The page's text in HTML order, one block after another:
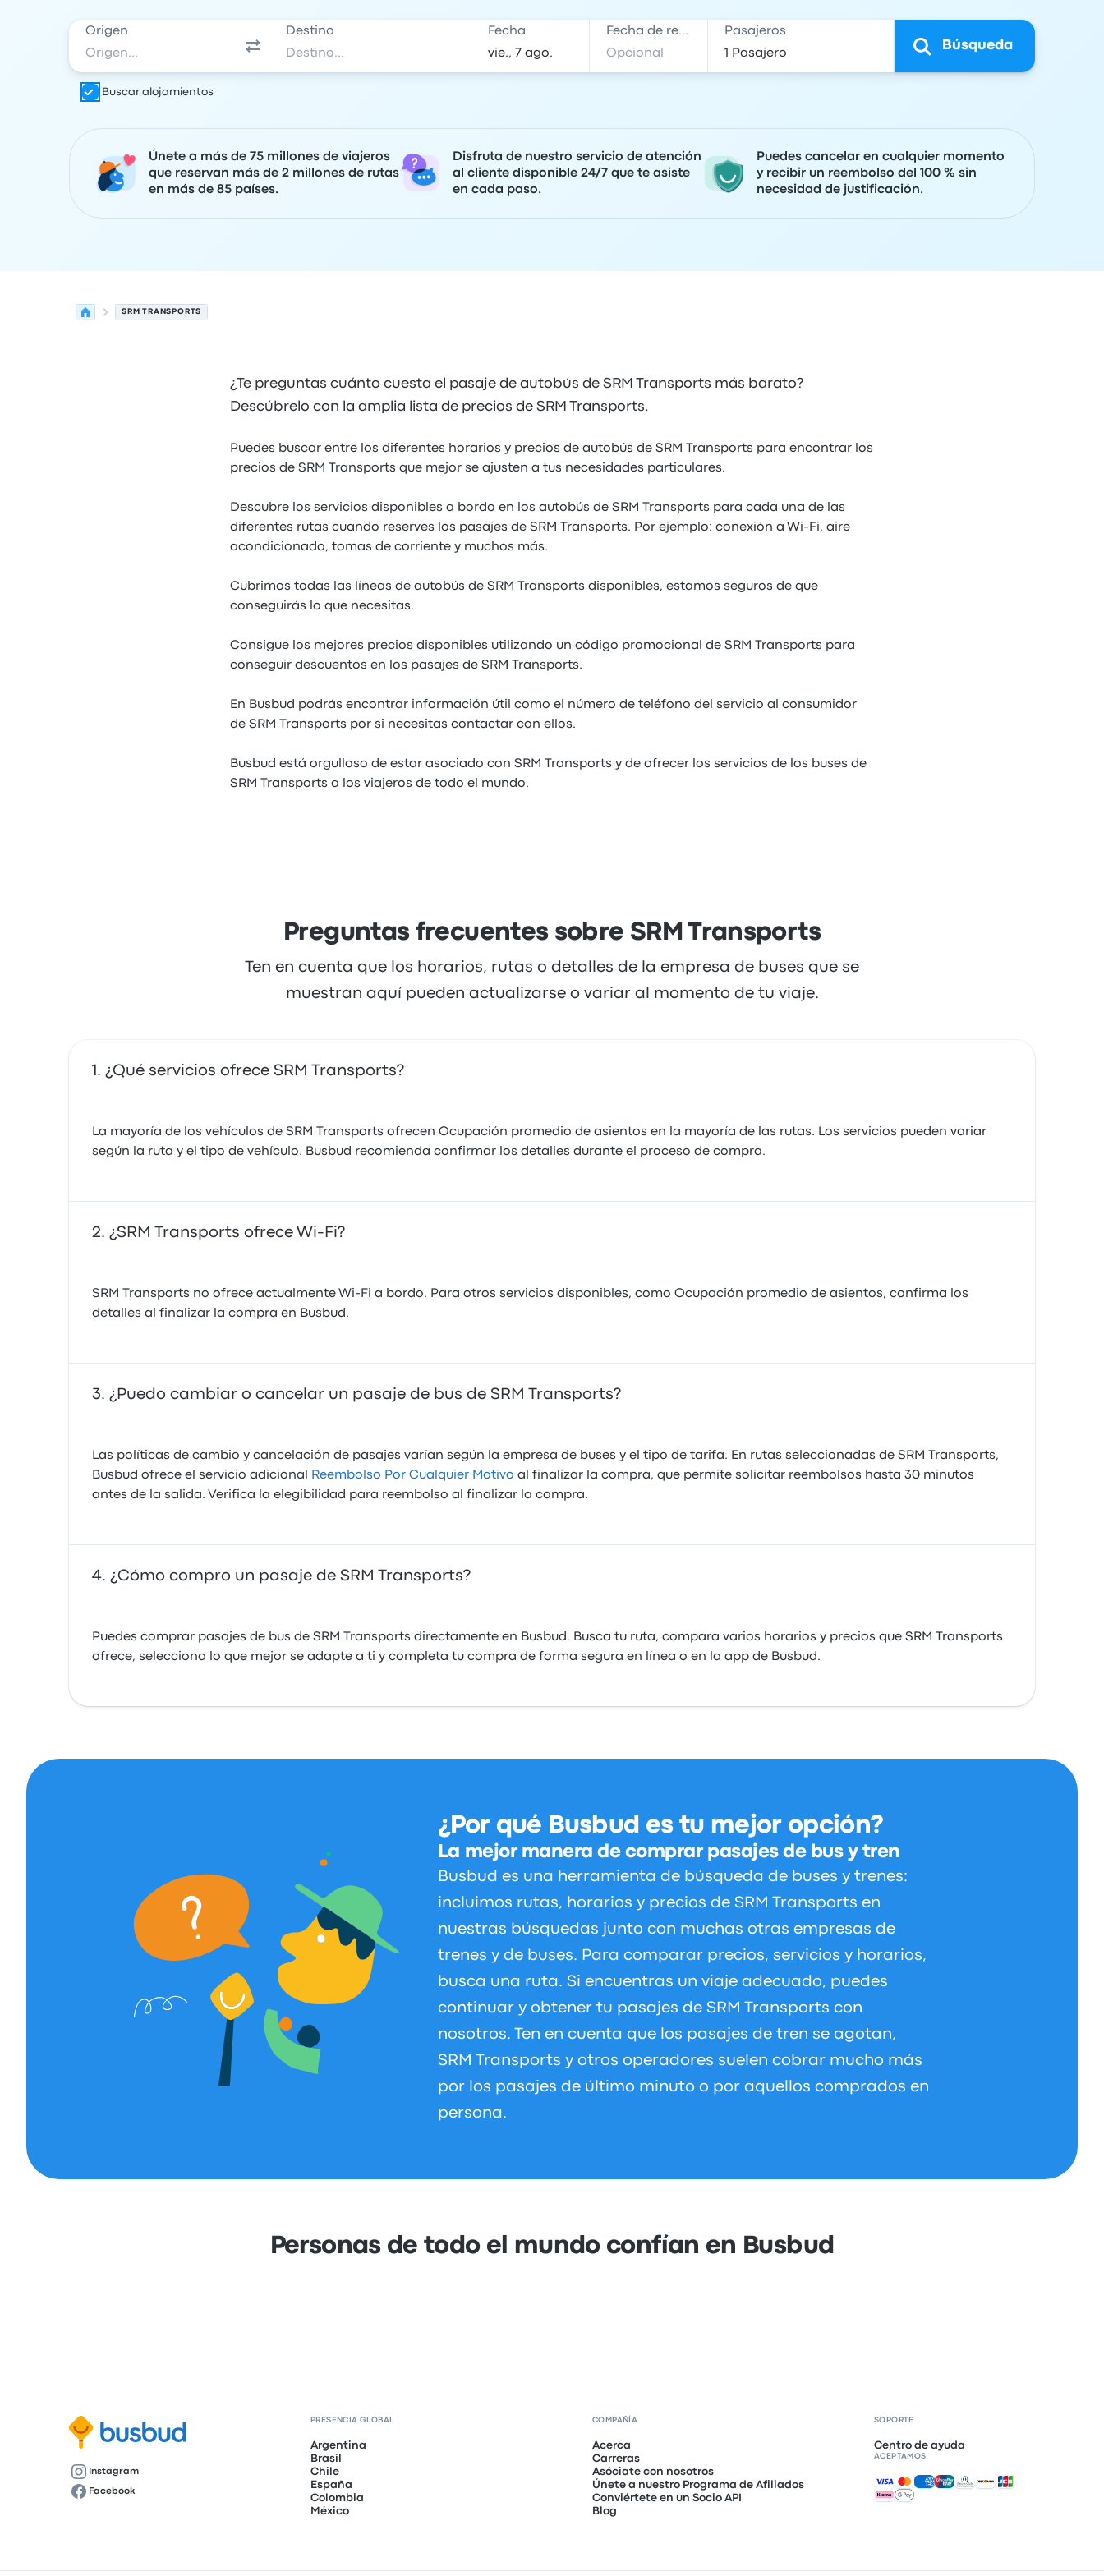
Origen Destino Fecha Fecha de regreso Pasajeros
Búsqueda
Buscar alojamientos
Únete a más de 75 millones de viajeros
que reservan más de 2 millones de rutas
en más de 85 países.
Disfruta de nuestro servicio de atención
al cliente disponible 24/7 que te asiste
en cada paso.
Puedes cancelar en cualquier momento
y recibir un reembolso del 100 % sin
necesidad de justificación.
SRM TRANSPORTS
¿Te preguntas cuánto cuesta el pasaje de autobús de SRM Transports más barato?
Descúbrelo con la amplia lista de precios de SRM Transports.
Puedes buscar entre los diferentes horarios y precios de autobús de SRM Transports para encontrar los
precios de SRM Transports que mejor se ajusten a tus necesidades particulares.
Descubre los servicios disponibles a bordo en los autobús de SRM Transports para cada una de las
diferentes rutas cuando reserves los pasajes de SRM Transports. Por ejemplo: conexión a Wi-Fi, aire
acondicionado, tomas de corriente y muchos más.
Cubrimos todas las líneas de autobús de SRM Transports disponibles, estamos seguros de que
conseguirás lo que necesitas.
Consigue los mejores precios disponibles utilizando un código promocional de SRM Transports para
conseguir descuentos en los pasajes de SRM Transports.
En Busbud podrás encontrar información útil como el número de teléfono del servicio al consumidor
de SRM Transports por si necesitas contactar con ellos.
Busbud está orgulloso de estar asociado con SRM Transports y de ofrecer los servicios de los buses de
SRM Transports a los viajeros de todo el mundo.
Preguntas frecuentes sobre SRM Transports
Ten en cuenta que los horarios, rutas o detalles de la empresa de buses que se
muestran aquí pueden actualizarse o variar al momento de tu viaje.
¿Qué servicios ofrece SRM Transports?
La mayoría de los vehículos de SRM Transports ofrecen Ocupación promedio de asientos en la mayoría de las rutas. Los servicios pueden variar
según la ruta y el tipo de vehículo. Busbud recomienda confirmar los detalles durante el proceso de compra.
¿SRM Transports ofrece Wi-Fi?
SRM Transports no ofrece actualmente Wi-Fi a bordo. Para otros servicios disponibles, como Ocupación promedio de asientos, confirma los
detalles al finalizar la compra en Busbud.
¿Puedo cambiar o cancelar un pasaje de bus de SRM Transports?
Las políticas de cambio y cancelación de pasajes varían según la empresa de buses y el tipo de tarifa. En rutas seleccionadas de SRM Transports,
Busbud ofrece el servicio adicional
Reembolso Por Cualquier Motivo al finalizar la compra, que permite solicitar reembolsos hasta 30 minutos
antes de la salida. Verifica la elegibilidad para reembolso al finalizar la compra.
¿Cómo compro un pasaje de SRM Transports?
Puedes comprar pasajes de bus de SRM Transports directamente en Busbud. Busca tu ruta, compara varios horarios y precios que SRM Transports
ofrece, selecciona lo que mejor se adapte a ti y completa tu compra de forma segura en línea o en la app de Busbud.
¿Por qué Busbud es tu mejor opción?
La mejor manera de comprar pasajes de bus y tren
Busbud es una herramienta de búsqueda de buses y trenes:
incluimos rutas, horarios y precios de SRM Transports en
nuestras búsquedas junto con muchas otras empresas de
trenes y de buses. Para comparar precios, servicios y horarios,
busca una ruta. Si encuentras un viaje adecuado, puedes
continuar y obtener tu pasajes de SRM Transports con
nosotros. Ten en cuenta que los pasajes de tren se agotan,
SRM Transports y otros operadores suelen cobrar mucho más
por los pasajes de último minuto o por aquellos comprados en
persona.
Personas de todo el mundo confían en Busbud
Instagram
Facebook
PRESENCIA GLOBAL
Argentina
Brasil
Chile
España
Colombia
México
COMPAÑÍA
Acerca
Carreras
Asóciate con nosotros
Únete a nuestro Programa de Afiliados
Conviértete en un Socio API
Blog
SOPORTE
Centro de ayuda
ACEPTAMOS
Pagos aceptados